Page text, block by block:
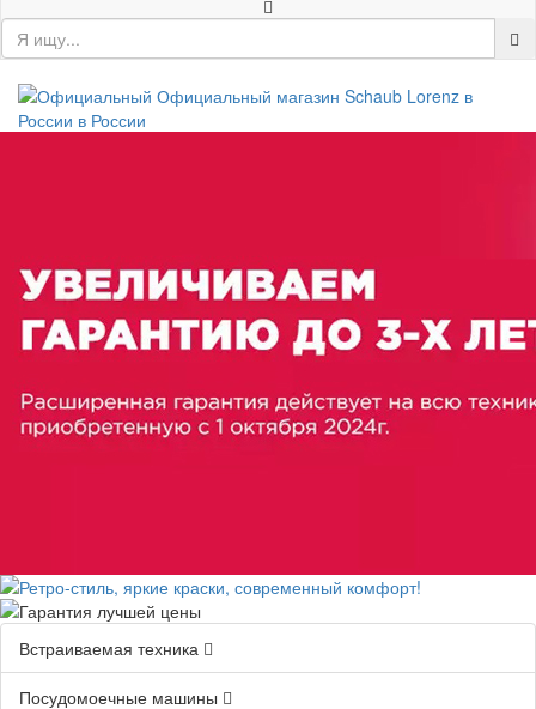
Встраиваемая техника
Посудомоечные машины